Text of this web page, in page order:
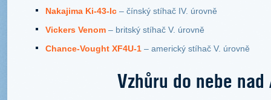
Nakajima Ki-43-Ic – čínský stíhač IV. úrovně
Vickers Venom – britský stíhač V. úrovně
Chance-Vought XF4U-1 – americký stíhač V. úrovně
Vzhůru do nebe